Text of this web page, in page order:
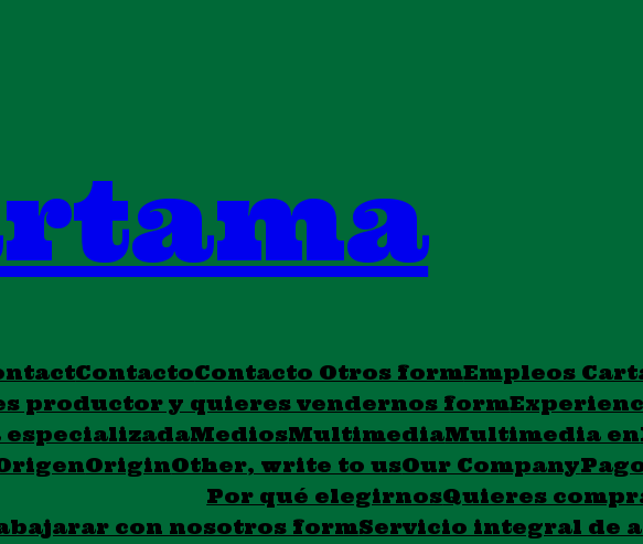
ContactoContacto Otros formEmpleos
productor y quieres vendernos form
especializadaMediosMultimediaMultimedia en
OriginOther, write to usOur Company
Por qué elegirnosQuieres
con nosotros formServicio integral de